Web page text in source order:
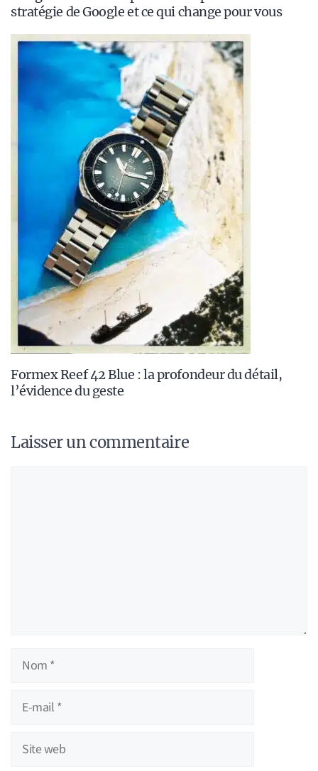
stratégie de Google et ce qui change pour vous
Formex Reef 42 Blue : la profondeur du détail,
l’évidence du geste
Laisser un commentaire
Nom
Site
web